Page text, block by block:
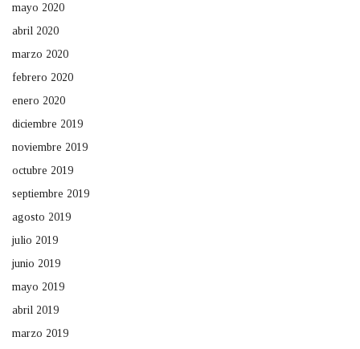
mayo 2020
abril 2020
marzo 2020
febrero 2020
enero 2020
diciembre 2019
noviembre 2019
octubre 2019
septiembre 2019
agosto 2019
julio 2019
junio 2019
mayo 2019
abril 2019
marzo 2019